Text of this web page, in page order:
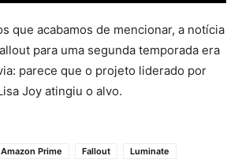
que acabamos de mencionar, a notícia
para uma segunda temporada era
parece que o projeto liderado por
Joy atingiu o alvo.
Amazon Prime Fallout
Luminate